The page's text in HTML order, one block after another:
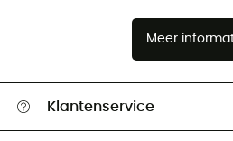
Meer
Klantenservice